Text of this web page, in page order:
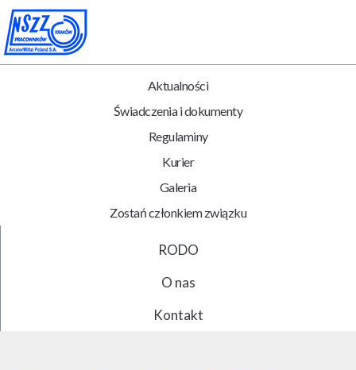
RODO
O nas
Kontakt
Aktualności
Świadczenia i dokumenty
Regulaminy
Kurier
Galeria
Zostań członkiem związku